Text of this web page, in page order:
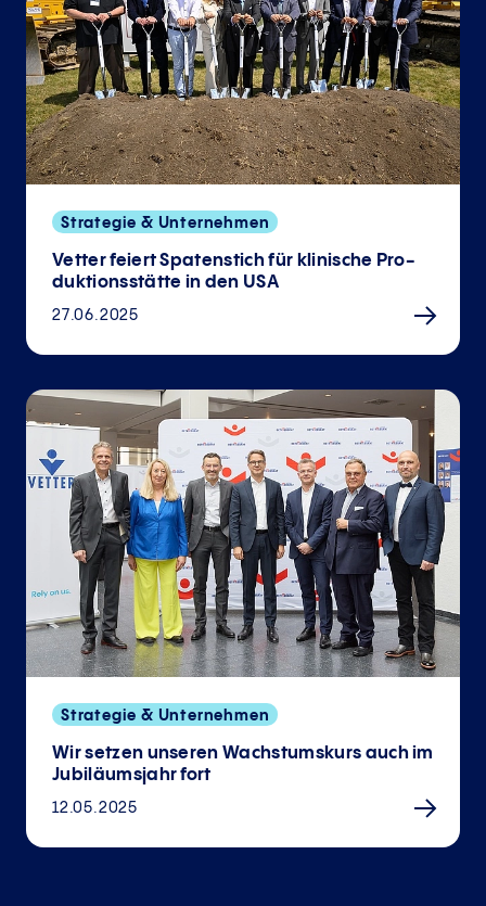
Strategie & Unternehmen
Vetter feiert Spatenstich für klinische Pro­
duktions­stätte in den USA
27.06.2025
Strategie & Unternehmen
Wir setzen unseren Wachstumskurs auch im
Jubiläumsjahr fort
12.05.2025